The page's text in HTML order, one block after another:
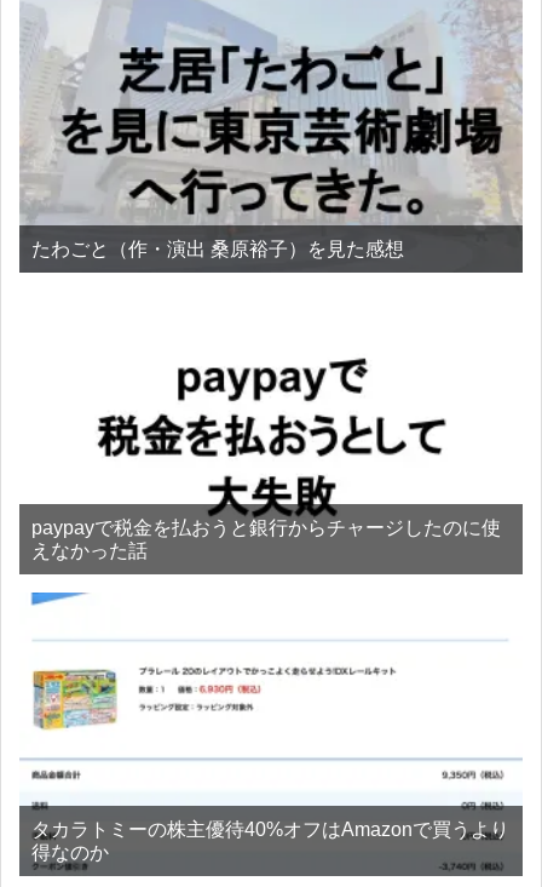
たわごと（作・演出 桑原裕子）を見た感想
paypayで税金を払おうと銀行からチャージしたのに使
えなかった話
タカラトミーの株主優待40%オフはAmazonで買うより
得なのか